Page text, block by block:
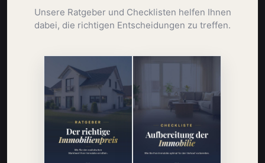
Unsere Ratgeber und Checklisten helfen Ihnen
dabei, die richtigen Entscheidungen zu treffen.